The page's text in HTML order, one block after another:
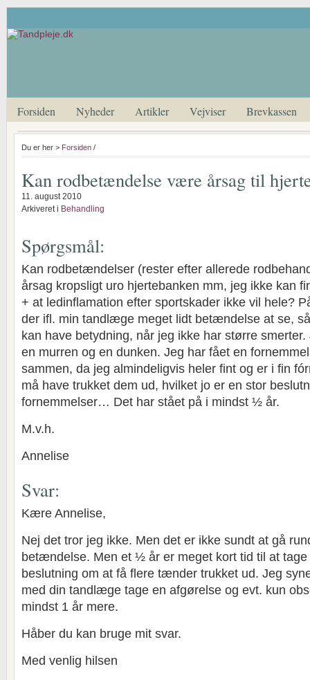
Forsiden Nyheder Artikler Vejviser Brevkassen
Du er her > Forsiden /
Kan rodbetændelse være årsag til
11. august 2010
Arkiveret i Behandling
Spørgsmål:
Kan rodbetændelser (rester efter allerede
årsag kropsligt uro hjertebanken mm, jeg ikke kan
+ at ledinflamation efter sportskader ikke vil hele?
der ifl. min tandlæge meget lidt betændelse at se,
kan have betydning, når jeg ikke har større
en murren og en dunken. Jeg har fået en
sammen, da jeg almindeligvis heler fint og er i fin
må have trukket dem ud, hvilket jo er en stor
fornemmelser… Det har stået på i mindst ½ år.
M.v.h.
Annelise
Svar:
Kære Annelise,
Nej det tror jeg ikke. Men det er ikke sundt at gå
betændelse. Men et ½ år er meget kort tid til at tage
beslutning om at få flere tænder trukket ud. Jeg
med din tandlæge tage en afgørelse og evt. kun
mindst 1 år mere.
Håber du kan bruge mit svar.
Med venlig hilsen